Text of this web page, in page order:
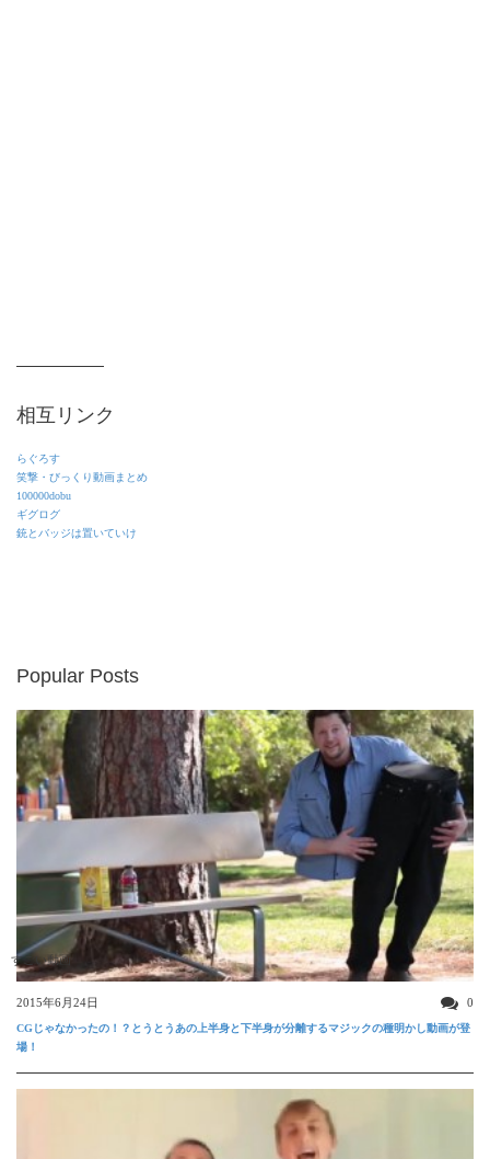
相互リンク
らぐろす
笑撃・びっくり動画まとめ
100000dobu
ギグログ
銃とバッジは置いていけ
Popular Posts
すごい動画
2015年6月24日 0
CGじゃなかったの！？とうとうあの上半身と下半身が分離するマジックの種明かし動画が登
場！